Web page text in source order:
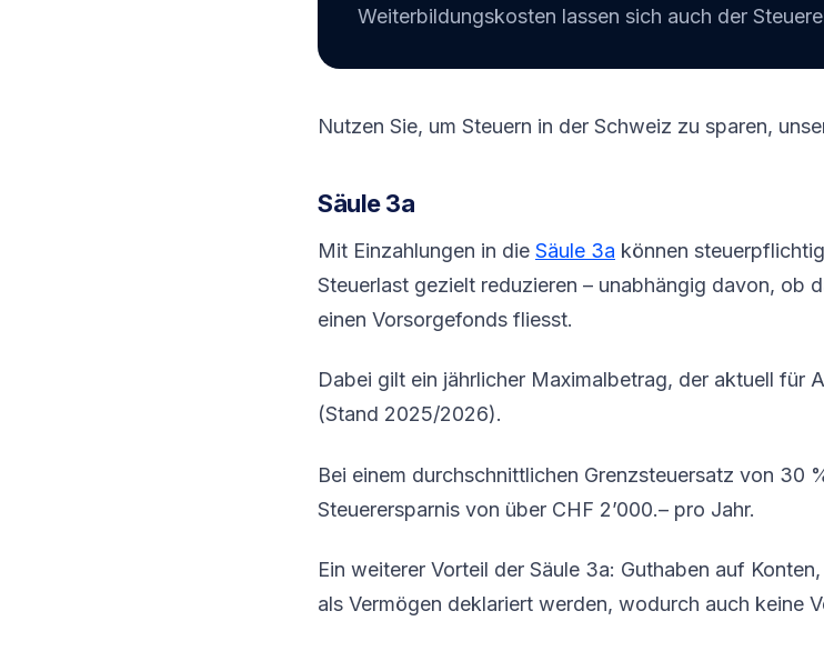
Weiterbildungskosten lassen sich auch der
Nutzen Sie, um Steuern in der Schweiz zu sparen,
Säule 3a
Mit Einzahlungen in die Säule 3a können
Steuerlast gezielt reduzieren – unabhängig davon, ob
einen Vorsorgefonds fliesst.
Dabei gilt ein jährlicher Maximalbetrag, der aktuell für
(Stand 2025/2026).
Bei einem durchschnittlichen Grenzsteuersatz von 30
Steuerersparnis von über CHF 2’000.– pro Jahr.
Ein weiterer Vorteil der Säule 3a: Guthaben auf
als Vermögen deklariert werden, wodurch auch keine